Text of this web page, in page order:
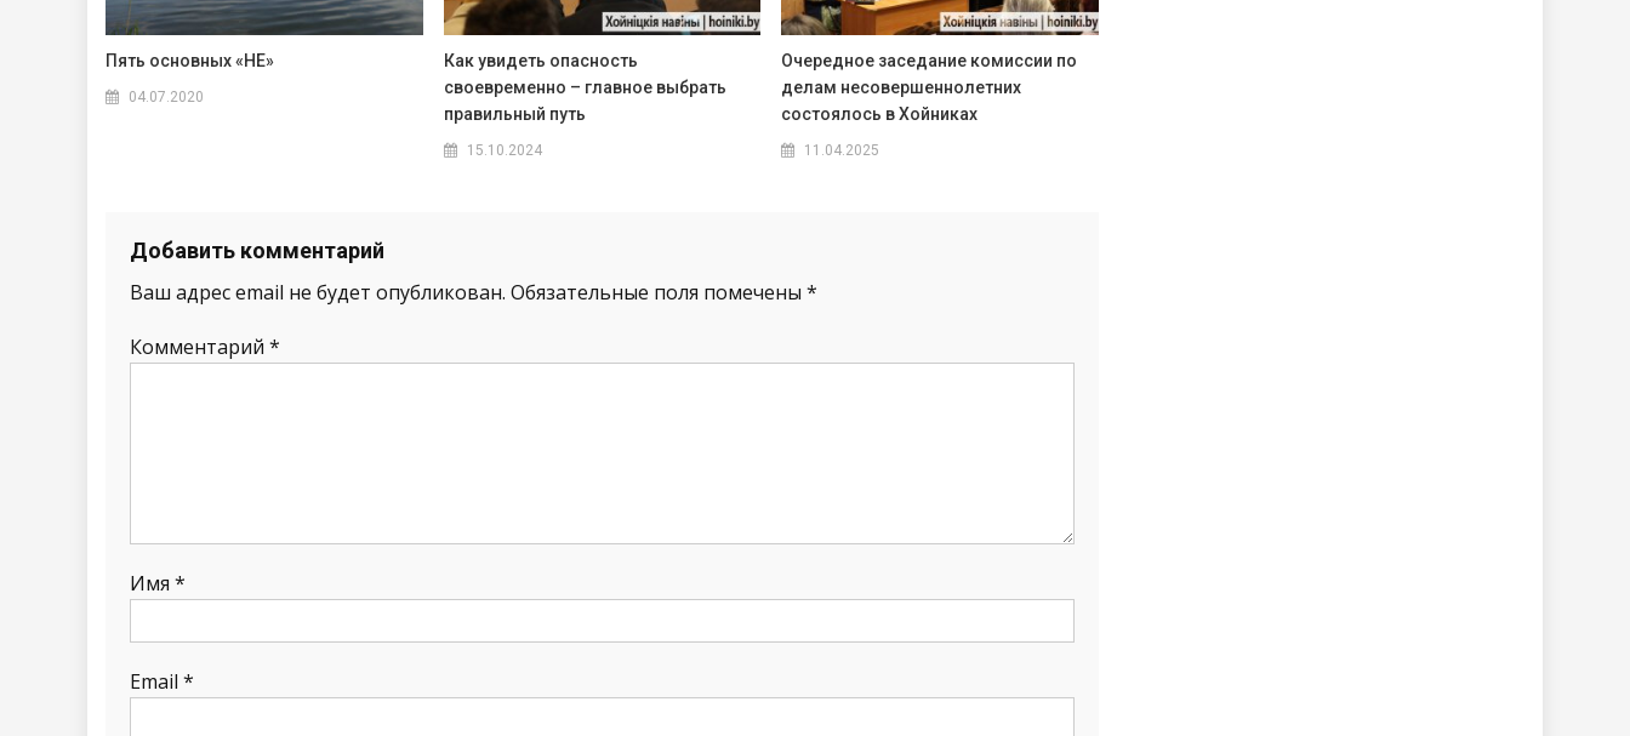
Пять основных «НЕ»
04.07.2020
Как увидеть опасность
своевременно – главное выбрать
правильный путь
15.10.2024
Очередное заседание комиссии по
делам несовершеннолетних
состоялось в Хойниках
11.04.2025
Добавить комментарий
Ваш адрес email не будет опубликован. Обязательные поля помечены *
Комментарий *
Имя *
Email *